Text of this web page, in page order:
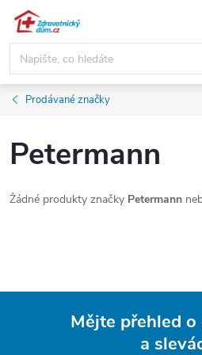
Přejít
obsah
Prodávané značky
Petermann
Žádné produkty značky Petermann
Mějte přehled
a